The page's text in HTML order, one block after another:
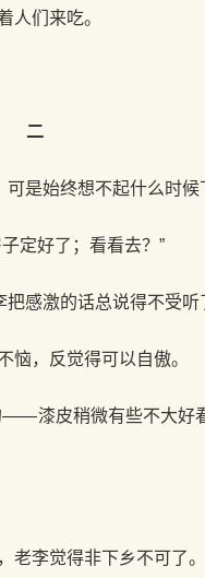
人们来吃。
二
始终想不起什么时候
定好了；看看去？”
感激的话总说得不受听
，反觉得可以自傲。
漆皮稍微有些不大好
李觉得非下乡不可了。